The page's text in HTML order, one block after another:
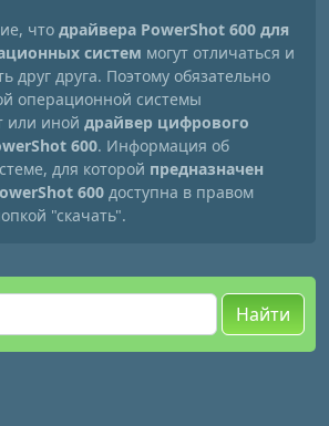
что драйвера PowerShot 600 для
систем могут отличаться и
друг друга. Поэтому обязательно
операционной системы
или иной драйвер цифрового
600. Информация об
для которой предназначен
600 доступна в правом
"скачать".
Найти